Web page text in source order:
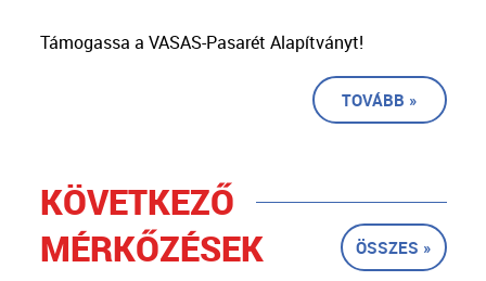
Támogassa a VASAS-Pasarét Alapítványt!
TOVÁBB »
KÖVETKEZŐ
MÉRKŐZÉSEK
ÖSSZES »